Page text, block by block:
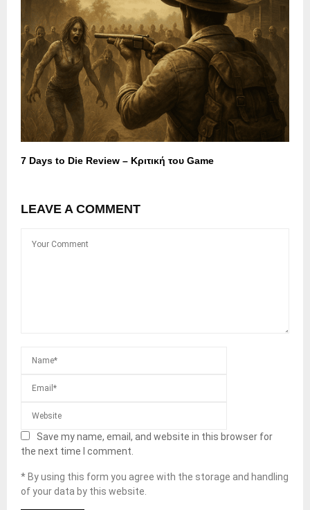
7 Days to Die Review – Κριτική του Game
LEAVE A COMMENT
Save my name, email, and website in this browser for
the next time I comment.
* By using this form you agree with the storage and handling
of your data by this website.